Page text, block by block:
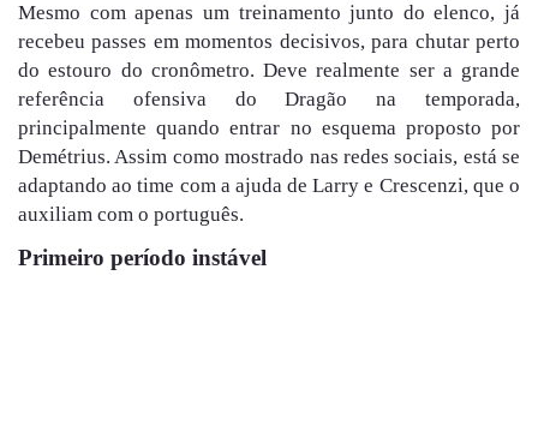
Mesmo com apenas um treinamento junto do elenco, já
recebeu passes em momentos decisivos, para chutar perto
do estouro do cronômetro. Deve realmente ser a grande
referência ofensiva do Dragão na temporada,
principalmente quando entrar no esquema proposto por
Demétrius. Assim como mostrado nas redes sociais, está se
adaptando ao time com a ajuda de Larry e Crescenzi, que o
auxiliam com o português.
Primeiro período instável